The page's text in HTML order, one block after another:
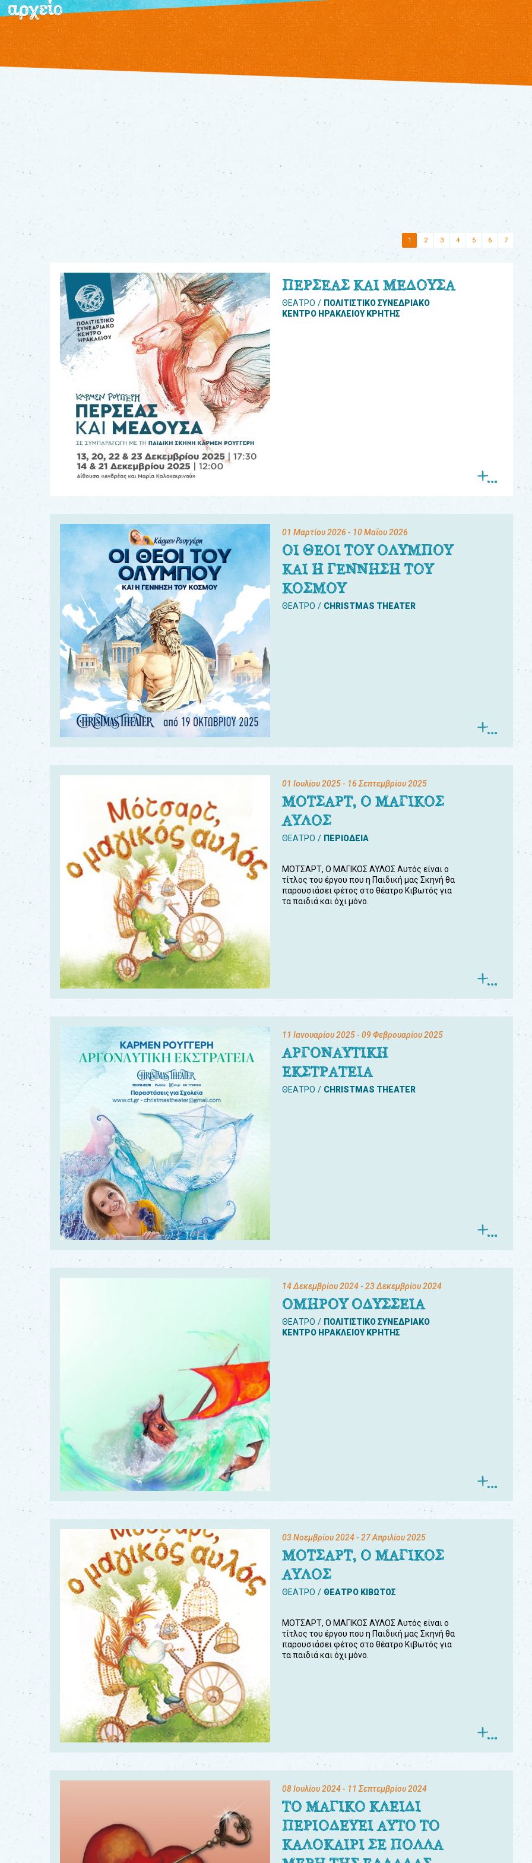
αρχείο
1 2 3 4 5 6 7
ΠΕΡΣΕΑΣ ΚΑΙ ΜΕΔΟΥΣΑ
ΘΕΑΤΡΟ
ΠΟΛΙΤΙΣΤΙΚΟ ΣΥΝΕΔΡΙΑΚΟ
ΚΕΝΤΡΟ ΗΡΑΚΛΕΙΟΥ ΚΡΗΤΗΣ
01 Μαρτίου 2026 - 10 Μαΐου 2026
ΟΙ ΘΕΟΙ ΤΟΥ ΟΛΥΜΠΟΥ
ΚΑΙ Η ΓΕΝΝΗΣΗ ΤΟΥ
ΚΟΣΜΟΥ
ΘΕΑΤΡΟ CHRISTMAS THEATER
01 Ιουλίου 2025- 16 Σεπτεμβρίου 2025
ΜΟΤΣΑΡΤ, Ο ΜΑΓΙΚΟΣ
ΑΥΛΟΣ
ΘΕΑΤΡΟ ΠΕΡΙΟΔΕΙΑ
ΜΟΤΣΑΡΤ, Ο ΜΑΓΙΚΟΣ ΑΥΛΟΣ Αυτός είναι ο
τίτλος του έργου που η Παιδική μας Σκηνή θα
παρουσιάσει φέτος στο θέατρο Κιβωτός για
τα παιδιά και όχι μόνο.
11 Ιανουαρίου 2025- 09 Φεβρουαρίου 2025
ΑΡΓΟΝΑΥΤΙΚΗ
ΕΚΣΤΡΑΤΕΙΑ
ΘΕΑΤΡΟ CHRISTMAS THEATER
14 Δεκεμβρίου 2024- 23 Δεκεμβρίου 2024
ΟΜΗΡΟΥ ΟΔΥΣΣΕΙΑ
ΘΕΑΤΡΟ
ΠΟΛΙΤΙΣΤΙΚΟ ΣΥΝΕΔΡΙΑΚΟ
ΚΕΝΤΡΟ ΗΡΑΚΛΕΙΟΥ ΚΡΗΤΗΣ
03 Νοεμβρίου 2024- 27 Απριλίου 2025
ΜΟΤΣΑΡΤ, Ο ΜΑΓΙΚΟΣ
ΑΥΛΟΣ
ΘΕΑΤΡΟ ΘΕΑΤΡΟ ΚΙΒΩΤΟΣ
ΜΟΤΣΑΡΤ, Ο ΜΑΓΙΚΟΣ ΑΥΛΟΣ Αυτός είναι ο
τίτλος του έργου που η Παιδική μας Σκηνή θα
παρουσιάσει φέτος στο θέατρο Κιβωτός για
τα παιδιά και όχι μόνο.
08 Ιουλίου 2024- 11 Σεπτεμβρίου 2024
ΤΟ ΜΑΓΙΚΟ ΚΛΕΙΔΙ
ΠΕΡΙΟΔΕΥΕΙ ΑΥΤΟ ΤΟ
ΚΑΛΟΚΑΙΡΙ ΣΕ ΠΟΛΛΑ